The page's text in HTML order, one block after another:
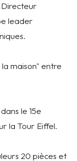
leader
maison" entre
le 15e
la Tour Eiffel.
20 pièces et